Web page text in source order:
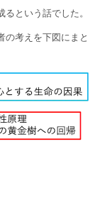
という話でした。
の考えを下図にまと